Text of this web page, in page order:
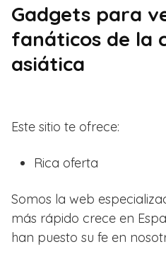
Gadgets para
fanáticos de la
asiática
Este sitio te ofrece:
Rica oferta
Somos la web
más rápido crece en
han puesto su fe en